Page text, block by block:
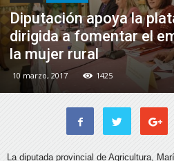
Diputación apoya la
dirigida a fomentar el
la mujer rural
10 marzo, 2017 1425
La diputada provincial de Agricultura,